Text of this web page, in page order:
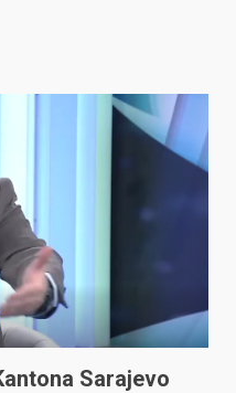
Sarajevo